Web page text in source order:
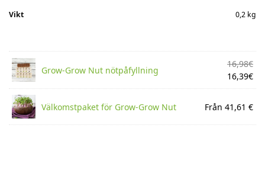
Vikt 0,2 kg
Grow-Grow Nut nötpåfyllning
16,98€
16,39€
Välkomstpaket för Grow-Grow Nut Från 41,61 €